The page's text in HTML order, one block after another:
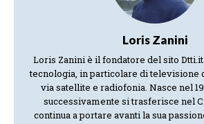
Loris Zanini
Loris Zanini è il fondatore del sito
tecnologia, in particolare di televisione
via satellite e radiofonia. Nasce nel
successivamente si trasferisce nel
continua a portare avanti la sua